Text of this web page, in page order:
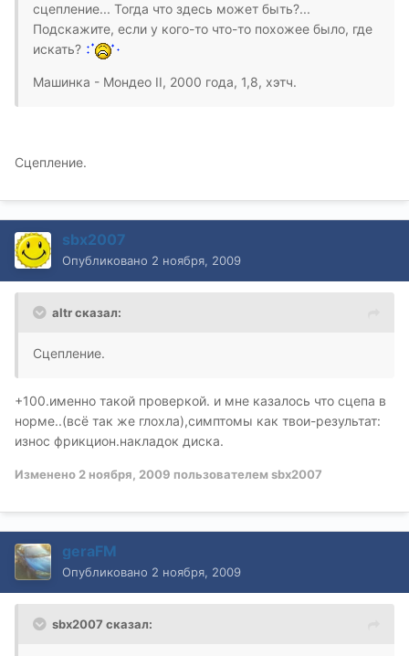
сцепление... Тогда что здесь может быть?...
Подскажите, если у кого-то что-то похожее было, где
искать?
Машинка - Мондео II, 2000 года, 1,8, хэтч.
Сцепление.
sbx2007
Опубликовано 2 ноября, 2009
altr сказал:
Сцепление.
+100.именно такой проверкой. и мне казалось что сцепа в
норме..(всё так же глохла),симптомы как твои-результат:
износ фрикцион.накладок диска.
Изменено 2 ноября, 2009 пользователем sbx2007
geraFM
Опубликовано 2 ноября, 2009
sbx2007 сказал: